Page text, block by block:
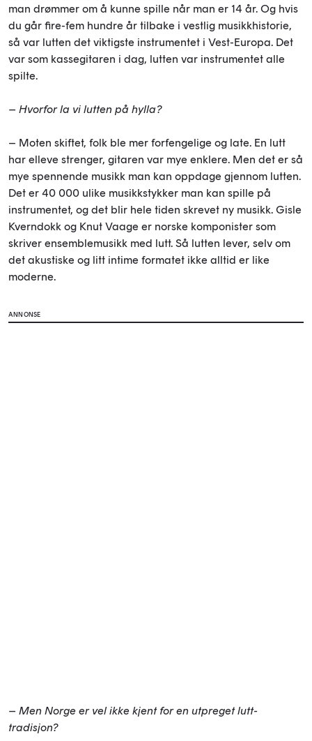
man drømmer om å kunne spille når man er 14 år. Og hvis
du går fire-fem hundre år tilbake i vestlig musikkhistorie,
så var lutten det viktigste instrumentet i Vest-Europa. Det
var som kassegitaren i dag, lutten var instrumentet alle
spilte.
– Hvorfor la vi lutten på hylla?
– Moten skiftet, folk ble mer forfengelige og late. En lutt
har elleve strenger, gitaren var mye enklere. Men det er så
mye spennende musikk man kan oppdage gjennom lutten.
Det er 40 000 ulike musikkstykker man kan spille på
instrumentet, og det blir hele tiden skrevet ny musikk. Gisle
Kverndokk og Knut Vaage er norske komponister som
skriver ensemblemusikk med lutt. Så lutten lever, selv om
det akustiske og litt intime formatet ikke alltid er like
moderne.
ANNONSE
– Men Norge er vel ikke kjent for en utpreget lutt-
tradisjon?